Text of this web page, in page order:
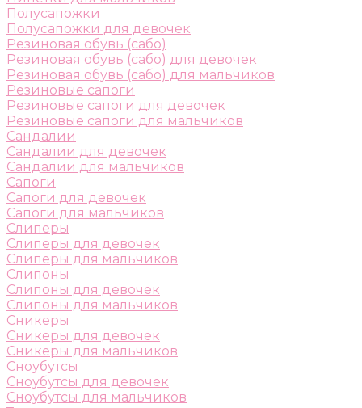
Полусапожки
Полусапожки для девочек
Резиновая обувь (сабо)
Резиновая обувь (сабо) для девочек
Резиновая обувь (сабо) для мальчиков
Резиновые сапоги
Резиновые сапоги для девочек
Резиновые сапоги для мальчиков
Сандалии
Сандалии для девочек
Сандалии для мальчиков
Сапоги
Сапоги для девочек
Сапоги для мальчиков
Слиперы
Слиперы для девочек
Слиперы для мальчиков
Слипоны
Слипоны для девочек
Слипоны для мальчиков
Сникеры
Сникеры для девочек
Сникеры для мальчиков
Сноубутсы
Сноубутсы для девочек
Сноубутсы для мальчиков